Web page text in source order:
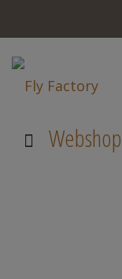
Webshop